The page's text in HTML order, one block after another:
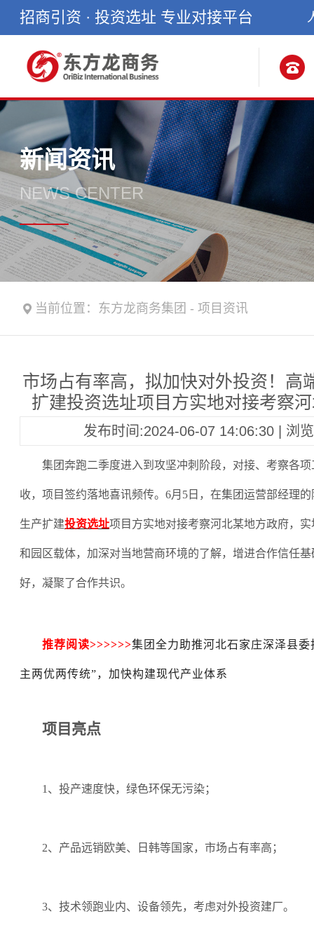
招商引资 · 投资选址 专业对接平台
新闻资讯
NEWS CENTER
当前位置： 东方龙商务集团 - 项目资讯
市场占有率高，拟加快对外投资！高
扩建投资选址项目方实地对接考察
发布时间:2024-06-07 14:06:30 | 浏
集团奔跑二季度进入到攻坚冲刺阶段，对接、考察各项
收，项目签约落地喜讯频传。 6月5日，在集团运营部经理
生产扩建投资选址项目方实地对接考察河北某地方政府，
和园区载体，加深对当地营商环境的了解，增进合作信任
好，凝聚了合作共识。
推荐阅读>>>>>>集团全力助推河北石家庄深泽县
主两优两传统”，加快构建现代产业体系
项目亮点
1、投产速度快，绿色环保无污染；
2、产品远销欧美、日韩等国家，市场占有率高；
3、技术领跑业内、设备领先，考虑对外投资建厂。